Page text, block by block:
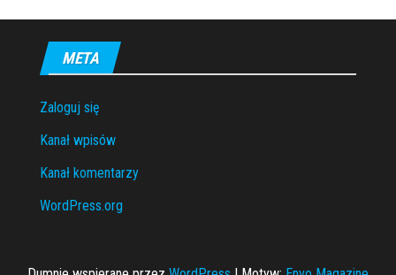
META
Zaloguj się
Kanał wpisów
Kanał komentarzy
WordPress.org